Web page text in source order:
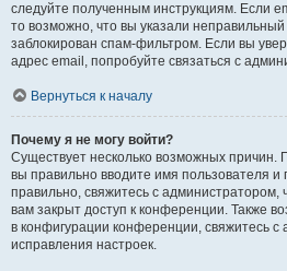
следуйте полученным инструкциям. Если
то возможно, что вы указали
заблокирован спам-фильтром. Если вы
адрес email, попробуйте связаться с
Вернуться к началу
Почему я не могу войти?
Существует несколько возможных причин.
вы правильно вводите имя пользователя
правильно, свяжитесь с администратором,
вам закрыт доступ к конференции. Также
в конфигурации конференции, свяжитесь с
исправления настроек.